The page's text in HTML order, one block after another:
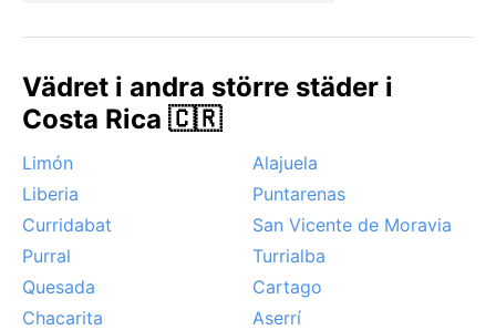
aguaceros, som abrupt börjar och slutar. Trots att
tillfälliga luftfuktigheten och molnigheten under
regnperioden ge ett tryckande intryck. För den som
och maj bra månader, med färre turister men mer
väderomslag.
Vädret i andra större städer i
Costa Rica 🇨🇷
Limón
Alajuela
Liberia
Puntarenas
Curridabat
San Vicente de Moravia
Purral
Turrialba
Quesada
Cartago
Chacarita
Aserrí